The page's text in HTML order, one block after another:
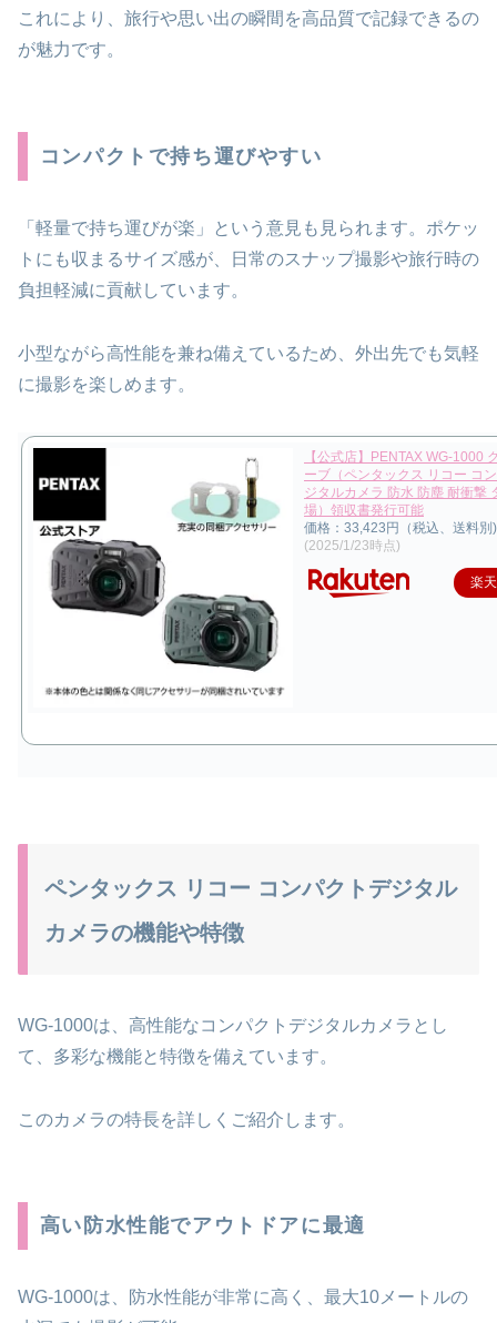
これにより、旅行や思い出の瞬間を高品質で記録できるの
が魅力です。
コンパクトで持ち運びやすい
「軽量で持ち運びが楽」という意見も見られます。ポケッ
トにも収まるサイズ感が、日常のスナップ撮影や旅行時の
負担軽減に貢献しています。
小型ながら高性能を兼ね備えているため、外出先でも気軽
に撮影を楽しめます。
【公式店】PENTAX WG-1000
ーブ（ペンタックス リコー コ
ジタルカメラ 防水 防塵 耐衝撃
場）領収書発行可能
価格：33,423円（税込、送料別)
(2025/1/23時点)
楽
ペンタックス リコー コンパクトデジタル
カメラの機能や特徴
WG-1000は、高性能なコンパクトデジタルカメラとし
て、多彩な機能と特徴を備えています。
このカメラの特長を詳しくご紹介します。
高い防水性能でアウトドアに最適
WG-1000は、防水性能が非常に高く、最大10メートルの